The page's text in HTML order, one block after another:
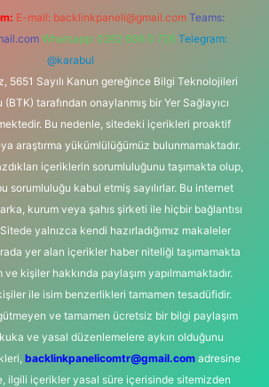
E-mail: backlinkpaneli@gmail.com Teams:
Whatsapp: 0262 606 0 726 Telegram:
@karabul
5651 Sayılı Kanun gereğince Bilgi Teknolojileri
tarafından onaylanmış bir Yer Sağlayıcı
Bu nedenle, sitedeki içerikleri proaktif
araştırma yükümlülüğümüz bulunmamaktadır.
içeriklerin sorumluluğunu taşımakta olup,
sorumluluğu kabul etmiş sayılırlar. Bu internet
kurum veya şahıs şirketi ile hiçbir bağlantısı
yalnızca kendi hazırladığımız makaleler
yer alan içerikler haber niteliği taşımamakta
kişiler hakkında paylaşım yapılmamaktadır.
ile isim benzerlikleri tamamen tesadüfidir.
ve tamamen ücretsiz bir bilgi paylaşım
ve yasal düzenlemelere aykırı olduğunu
backlinkpanelicomtr@gmail.comadresine
ilgili içerikler yasal süre içerisinde sitemizden